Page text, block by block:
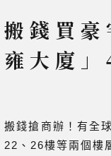
搬錢買
雍大廈」
搬錢搶商辦！有全
22、26樓等兩個樓